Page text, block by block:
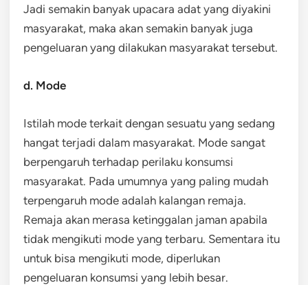
Jadi semakin banyak upacara adat yang diyakini
masyarakat, maka akan semakin banyak juga
pengeluaran yang dilakukan masyarakat tersebut.
d. Mode
Istilah mode terkait dengan sesuatu yang sedang
hangat terjadi dalam masyarakat. Mode sangat
berpengaruh terhadap perilaku konsumsi
masyarakat. Pada umumnya yang paling mudah
terpengaruh mode adalah kalangan remaja.
Remaja akan merasa ketinggalan jaman apabila
tidak mengikuti mode yang terbaru. Sementara itu
untuk bisa mengikuti mode, diperlukan
pengeluaran konsumsi yang lebih besar.